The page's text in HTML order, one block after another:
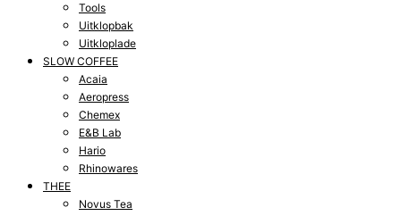
Tools
Uitklopbak
Uitkloplade
SLOW COFFEE
Acaia
Aeropress
Chemex
E&B Lab
Hario
Rhinowares
THEE
Novus Tea